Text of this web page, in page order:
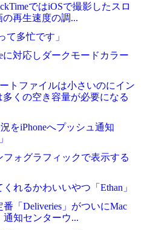
ではiOSで撮影したスロ
再生速度の調...
て多忙です」
に対応しダークモードカラー
トファイルは小さいのにイン
くの空き容量が必要になる
をiPhoneへプッシュ通知
フォグラフィックで表示する
れるかわいいやつ「Ethan」
「Deliveries」がついにMac
通知センターウ...